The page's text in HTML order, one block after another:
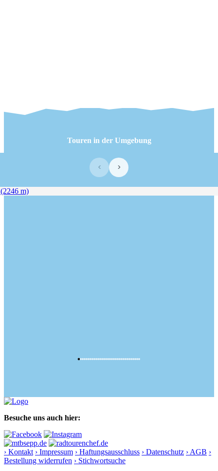
Touren in der Umgebung
‹ ›
Besuche uns auch hier:
› Kontakt › Impressum › Haftungsausschluss › Datenschutz › AGB ›
Bestellung widerrufen › Stichwortsuche